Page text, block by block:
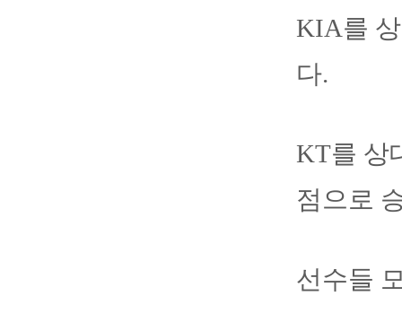
KIA를
다.
KT를 상
점으로
선수들